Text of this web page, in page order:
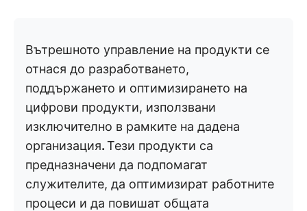
Вътрешното управление на продукти се
отнася до разработването,
поддържането и оптимизирането на
цифрови продукти, използвани
изключително в рамките на дадена
организация.Тези продукти са
предназначени да подпомагат
служителите, да оптимизират работните
процеси и да повишат общата